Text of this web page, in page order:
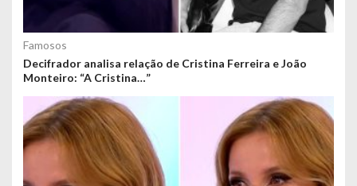
Famosos
Decifrador analisa relação de Cristina Ferreira e João
Monteiro: “A Cristina…”